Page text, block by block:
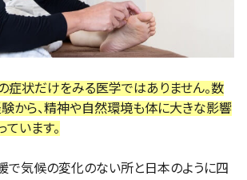
症状だけをみる医学ではありません。数
から、精神や自然環境も体に大きな影響
います。
で気候の変化のない所と日本のように四